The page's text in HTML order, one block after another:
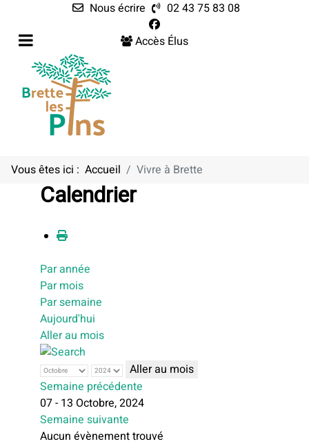
Nous écrire
02 43 75 83 08
Accès Élus
Vous êtes ici : Accueil Vivre à Brette
Calendrier
Par année
Par mois
Par semaine
Aujourd'hui
Aller au mois
Aller au mois
Semaine précédente
07 - 13 Octobre, 2024
Semaine suivante
Aucun évènement trouvé